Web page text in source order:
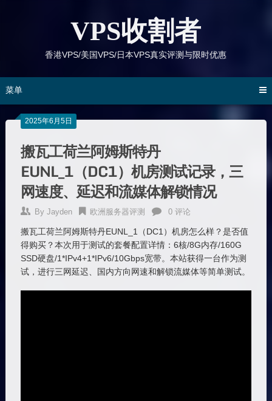
VPS收割者
香港VPS/美国VPS/日本VPS真实评测与限时优惠
菜单
2025年6月5日
搬瓦工荷兰阿姆斯特丹
EUNL_1（DC1）机房测试记录，三
网速度、延迟和流媒体解锁情况
By Jayden 欧洲服务器评测 0 评论
搬瓦工荷兰阿姆斯特丹EUNL_1（DC1）机房怎么样？是否值
得购买？本次用于测试的套餐配置详情：6核/8G内存/160G
SSD硬盘/1*IPv4+1*IPv6/10Gbps宽带。本站获得一台作为测
试，进行三网延迟、国内方向网速和解锁流媒体等简单测试。